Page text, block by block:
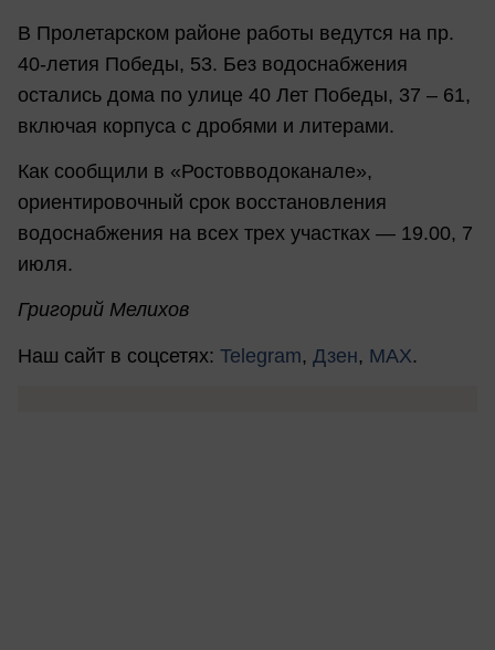
В Пролетарском районе работы ведутся на пр.
40-летия Победы, 53. Без водоснабжения
остались дома по улице 40 Лет Победы, 37 – 61,
включая корпуса с дробями и литерами.
Как сообщили в «Ростовводоканале»,
ориентировочный срок восстановления
водоснабжения на всех трех участках — 19.00, 7
июля.
Григорий Мелихов
Наш сайт в соцсетях: Telegram, Дзен, MAX.